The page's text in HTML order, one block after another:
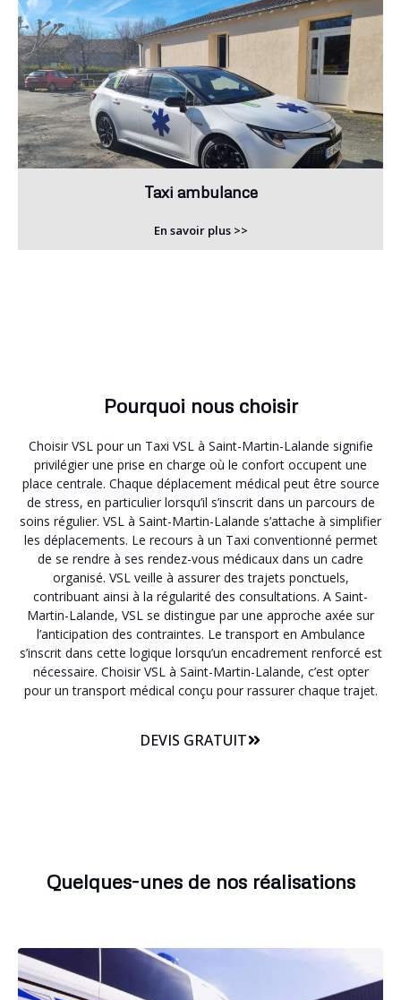
Taxi ambulance
En savoir plus >>
Pourquoi nous choisir
Choisir VSL pour un Taxi VSL à Saint-Martin-Lalande signifie
privilégier une prise en charge où le confort occupent une
place centrale. Chaque déplacement médical peut être source
de stress, en particulier lorsqu’il s’inscrit dans un parcours de
soins régulier. VSL à Saint-Martin-Lalande s’attache à simplifier
les déplacements. Le recours à un Taxi conventionné permet
de se rendre à ses rendez-vous médicaux dans un cadre
organisé. VSL veille à assurer des trajets ponctuels,
contribuant ainsi à la régularité des consultations. A Saint-
Martin-Lalande, VSL se distingue par une approche axée sur
l’anticipation des contraintes. Le transport en Ambulance
s’inscrit dans cette logique lorsqu’un encadrement renforcé est
nécessaire. Choisir VSL à Saint-Martin-Lalande, c’est opter
pour un transport médical conçu pour rassurer chaque trajet.
DEVIS GRATUIT
Quelques-unes de nos réalisations